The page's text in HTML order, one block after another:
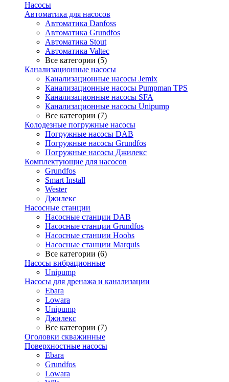
Насосы
Автоматика для насосов
Автоматика Danfoss
Автоматика Grundfos
Автоматика Stout
Автоматика Valtec
Все категории (5)
Канализационные насосы
Канализационные насосы Jemix
Канализационные насосы Pumpman TPS
Канализационные насосы SFA
Канализационные насосы Unipump
Все категории (7)
Колодезные погружные насосы
Погружные насосы DAB
Погружные насосы Grundfos
Погружные насосы Джилекс
Комплектующие для насосов
Grundfos
Smart Install
Wester
Джилекс
Насосные станции
Насосные станции DAB
Насосные станции Grundfos
Насосные станции Hoobs
Насосные станции Marquis
Все категории (6)
Насосы вибрационные
Unipump
Насосы для дренажа и канализации
Ebara
Lowara
Unipump
Джилекс
Все категории (7)
Оголовки скважинные
Поверхностные насосы
Ebara
Grundfos
Lowara